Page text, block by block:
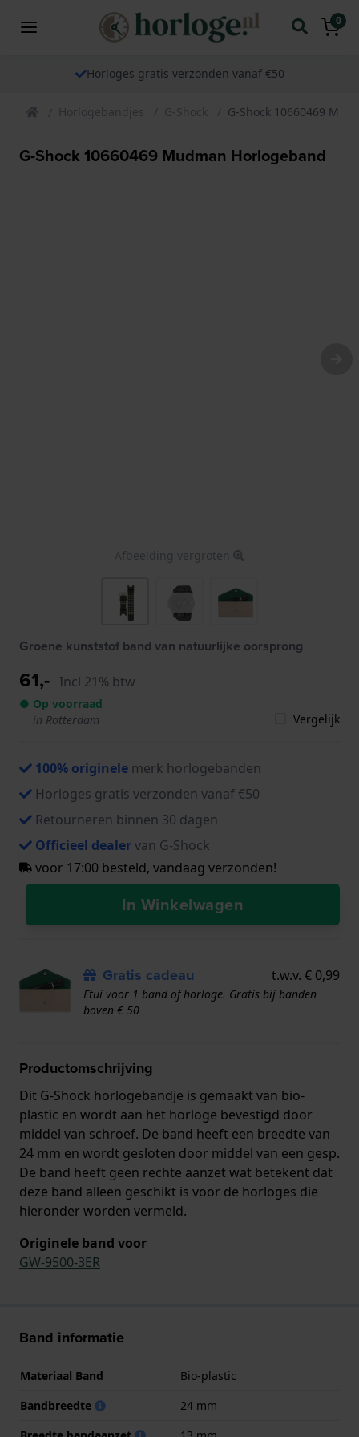
0
Horloges gratis verzonden vanaf €50
Horlogebandjes G-Shock G-Shock 10660469
G-Shock 10660469 Mudman Horlogeband
Afbeelding vergroten
Groene kunststof band van natuurlijke oorsprong
61,- Incl 21% btw
● Op voorraad
in Rotterdam
Vergelijk
100% originele merk horlogebanden
Horloges gratis verzonden vanaf €50
Retourneren binnen 30 dagen
Officieel dealervan G-Shock
voor 17:00 besteld, vandaag verzonden!
In Winkelwagen
Gratis cadeau t.w.v. € 0,99
Etui voor 1 band of horloge. Gratis bij banden
boven € 50
Productomschrijving
Dit G-Shock horlogebandje is gemaakt van bio-
plastic en wordt aan het horloge bevestigd door
middel van schroef. De band heeft een breedte van
24 mm en wordt gesloten door middel van een gesp.
De band heeft geen rechte aanzet wat betekent dat
deze band alleen geschikt is voor de horloges die
hieronder worden vermeld.
Originele band voor
GW-9500-3ER
Band informatie
Materiaal Band
Bio-plastic
Bandbreedte
24 mm